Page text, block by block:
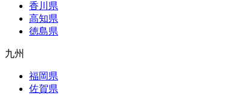
香川県
高知県
徳島県
九州
福岡県
佐賀県